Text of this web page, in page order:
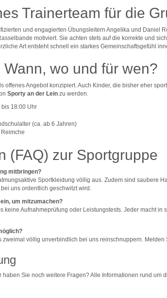
Trainerteam für die
und engagierten Übungsleitern Angelika und Daniel
motiviert. Sie achten stets auf die korrekte und
Art entsteht schnell ein starkes Gemeinschaftsgefühl
wo und für wen?
offenes Angebot konzipiert. Auch Kinder, die bisher eher
Sporty an der Lein zu werden.
18:00 Uhr
(ca. ab 6 Jahren)
(FAQ) zur Sportgruppe
mitbringen?
Sportkleidung völlig aus. Zudem sind saubere
uns ordentlich geschwitzt wird.
um mitzumachen?
keine Aufnahmeprüfung oder Leistungstests. Jeder macht
zweimal völlig unverbindlich bei uns reinschnuppern.
Sie noch weitere Fragen? Alle Informationen rund um